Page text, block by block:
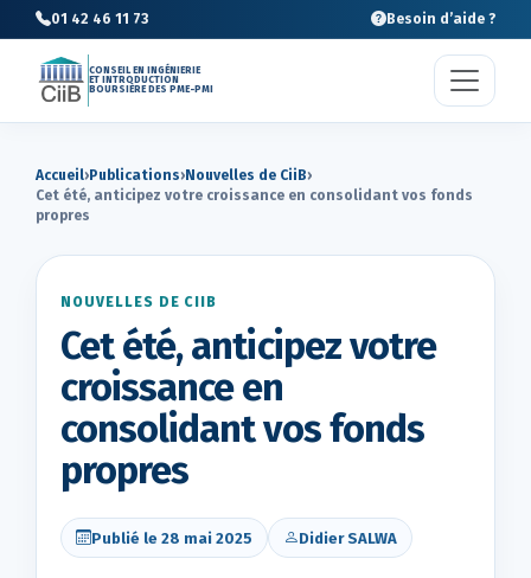
01 42 46 11 73 Besoin d’aide ?
CONSEIL EN INGÉNIERIE
ET INTRODUCTION
BOURSIÈRE DES PME-PMI
Accueil› Publications›Nouvelles de CiiB›
Cet été, anticipez votre croissance en consolidant vos fonds
propres
NOUVELLES DE CIIB
Cet été, anticipez votre
croissance en
consolidant vos fonds
propres
Publié le 28 mai 2025 Didier SALWA